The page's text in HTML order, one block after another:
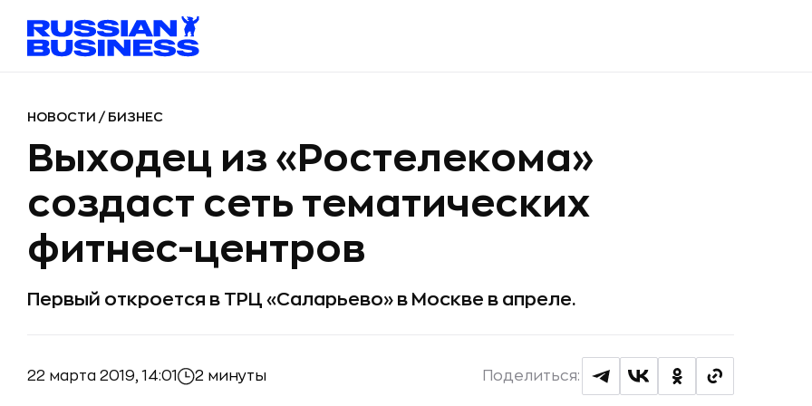
НОВОСТИ / БИЗНЕС
Выходец из «Ростелекома»
создаст сеть тематических
фитнес-центров
Первый откроется в ТРЦ «Саларьево» в Москве в апреле.
22 марта 2019, 14:01 2 минуты Поделиться: